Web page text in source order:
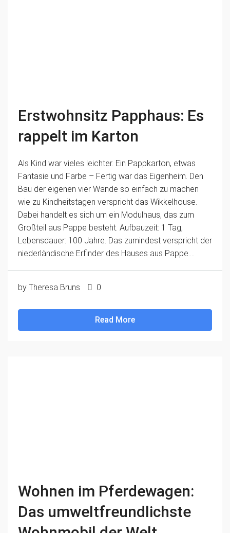
Erstwohnsitz Papphaus: Es
rappelt im Karton
Als Kind war vieles leichter. Ein Pappkarton, etwas
Fantasie und Farbe – Fertig war das Eigenheim. Den
Bau der eigenen vier Wände so einfach zu machen
wie zu Kindheitstagen verspricht das Wikkelhouse.
Dabei handelt es sich um ein Modulhaus, das zum
Großteil aus Pappe besteht. Aufbauzeit: 1 Tag,
Lebensdauer: 100 Jahre. Das zumindest verspricht der
niederländische Erfinder des Hauses aus Pappe....
by Theresa Bruns 0
Read More
Wohnen im Pferdewagen:
Das umweltfreundlichste